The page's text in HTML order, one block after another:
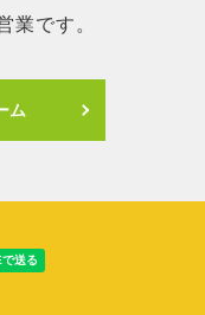
業です。
ム